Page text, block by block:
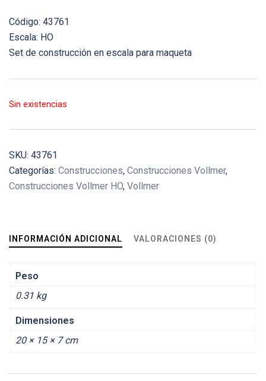
Código: 43761
Escala: HO
Set de construcción en escala para maqueta
Sin existencias
SKU: 43761
Categorías: Construcciones, Construcciones Vollmer,
Construcciones Vollmer HO, Vollmer
INFORMACIÓN ADICIONAL VALORACIONES (0)
Peso
0.31 kg
Dimensiones
20 × 15 × 7 cm